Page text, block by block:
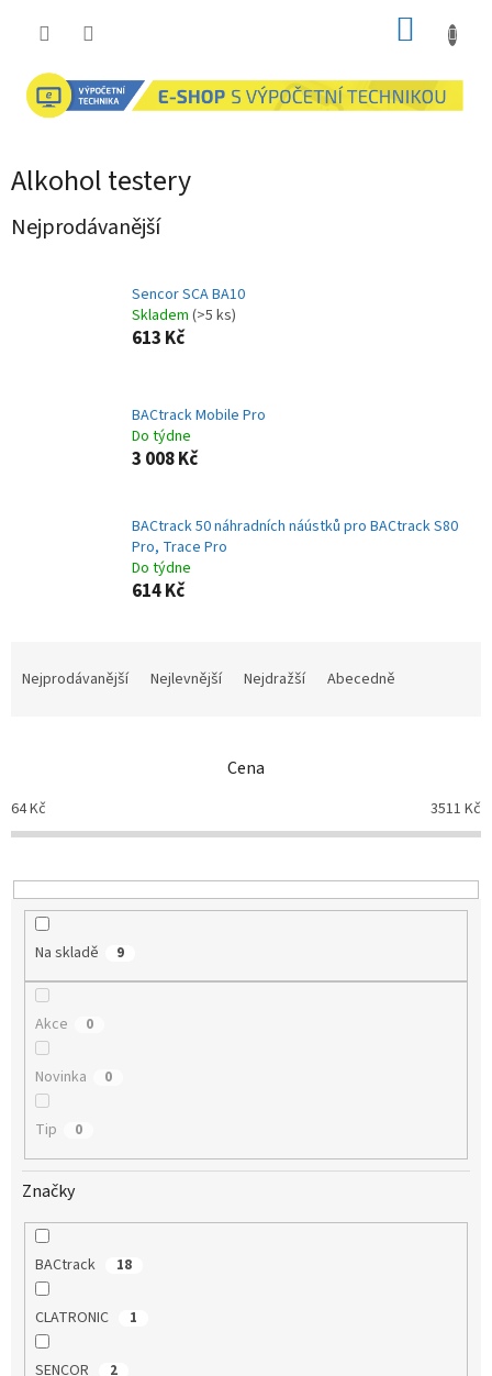
Alkohol testery
Nejprodávanější
Sencor SCA BA10
Skladem (>5 ks)
613 Kč
BACtrack Mobile Pro
Do týdne
3 008 Kč
BACtrack 50 náhradních náústků pro BACtrack S80
Pro, Trace Pro
Do týdne
614 Kč
p
r
o
u
Nejprodávanější Nejlevnější Nejdražší Abecedně
Cena
64Kč 3511 Kč
Na skladě 9
Akce 0
Novinka 0
Tip 0
Značky
BACtrack 18
CLATRONIC 1
SENCOR 2